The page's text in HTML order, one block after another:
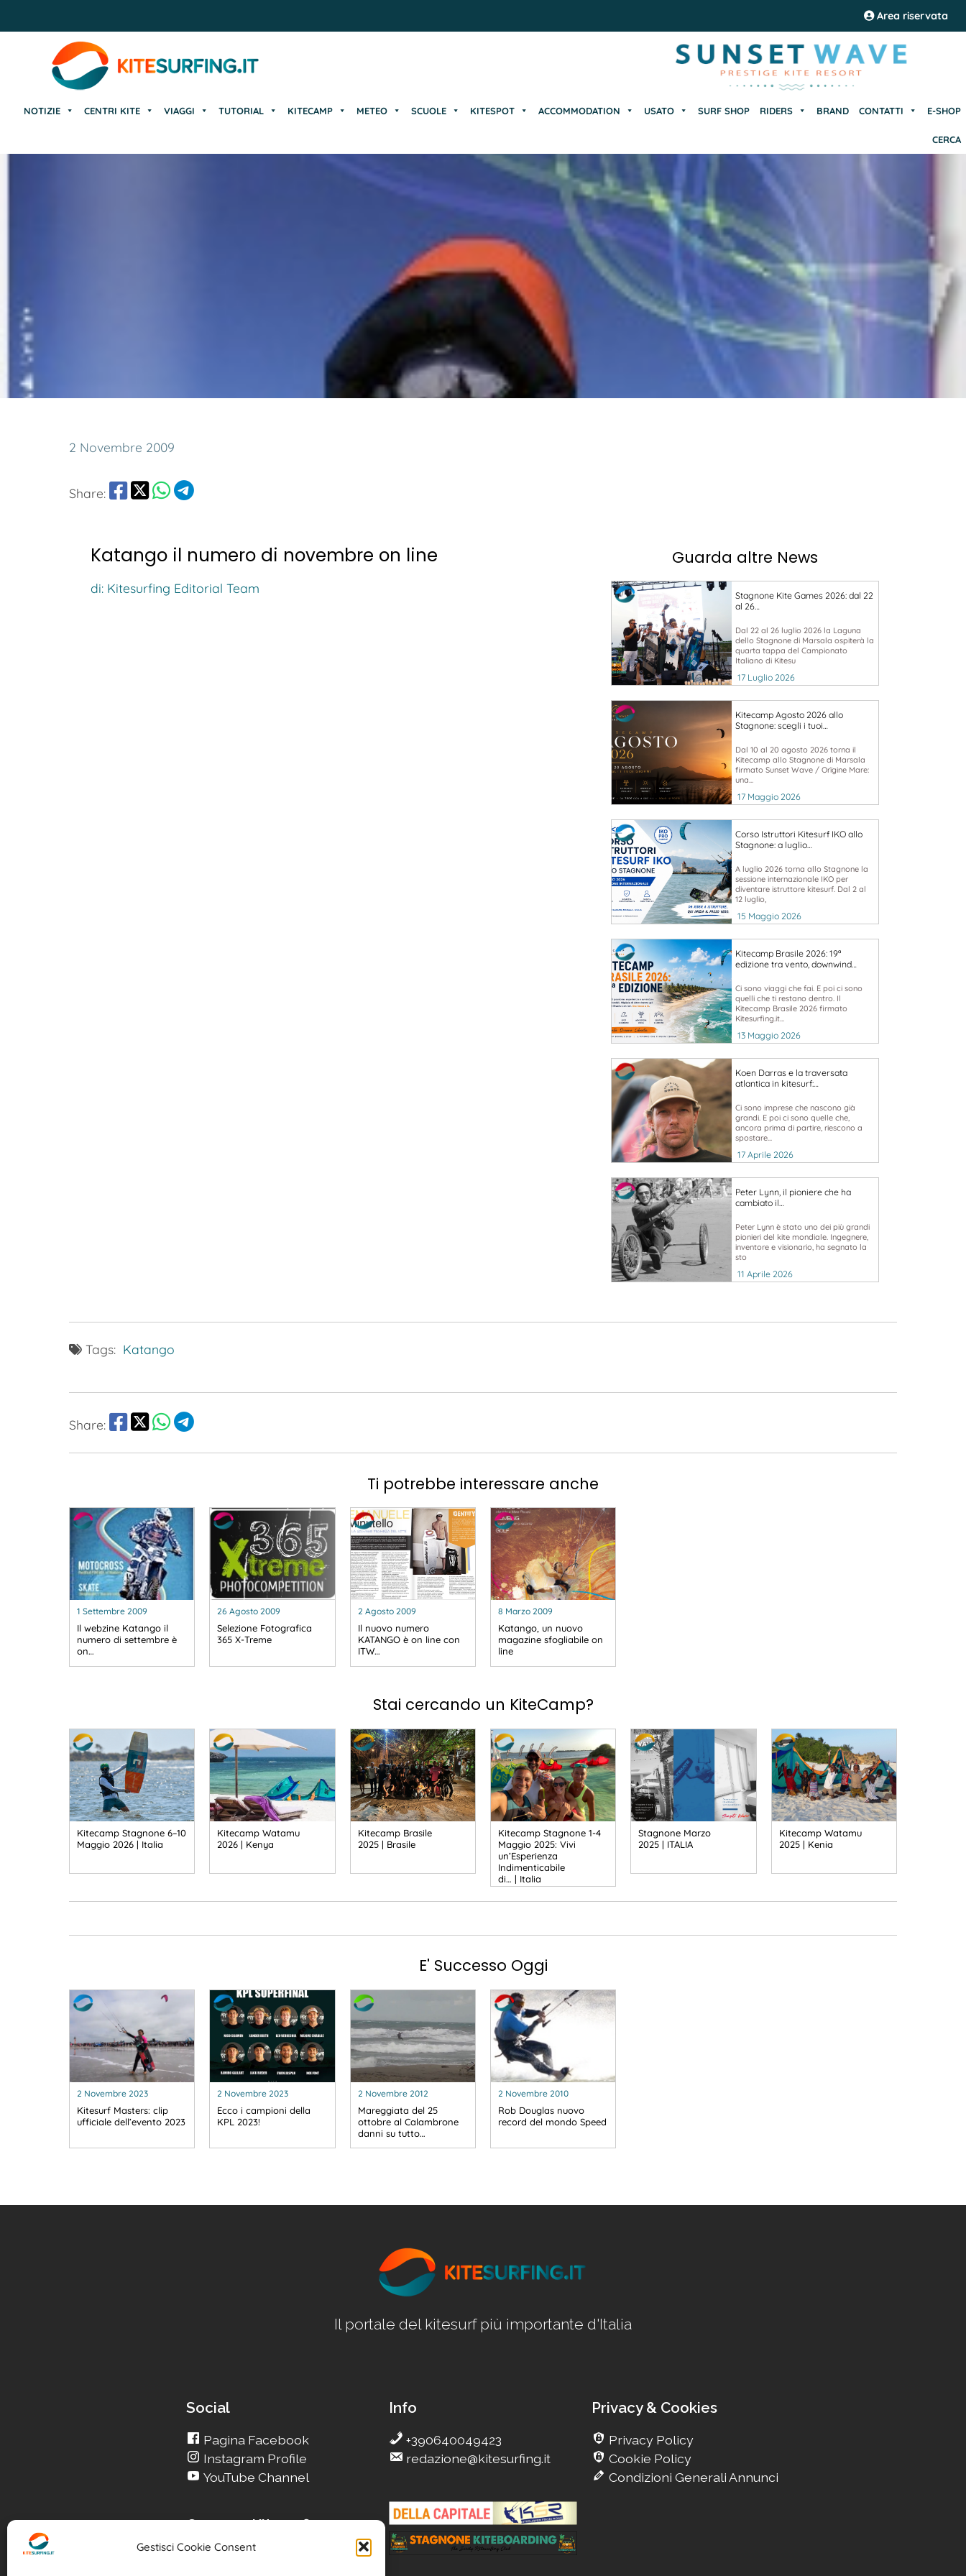
Gestisci Cookie Consent
Area riservata
NOTIZIE CENTRI KITE VIAGGI TUTORIAL KITECAMP METEO SCUOLE KITESPOT ACCOMMODATION USATO SURF SHOP RIDERS BRAND CONTATTI E-SHOP
CERCA
2 Novembre 2009
Share:
Katango il numero di novembre on line
di: Kitesurfing Editorial Team
Guarda altre News
Stagnone Kite Games 2026: dal 22
al 26…
Dal 22 al 26 luglio 2026 la Laguna
dello Stagnone di Marsala ospiterà la
quarta tappa del Campionato
Italiano di Kitesu
17 Luglio 2026
Kitecamp Agosto 2026 allo
Stagnone: scegli i tuoi…
Dal 10 al 20 agosto 2026 torna il
Kitecamp allo Stagnone di Marsala
firmato Sunset Wave / Orïgine Mare:
una...
17 Maggio 2026
Corso Istruttori Kitesurf IKO allo
Stagnone: a luglio…
A luglio 2026 torna allo Stagnone la
sessione internazionale IKO per
diventare istruttore kitesurf. Dal 2 al
12 luglio,
15 Maggio 2026
Kitecamp Brasile 2026: 19ª
edizione tra vento, downwind…
Ci sono viaggi che fai. E poi ci sono
quelli che ti restano dentro. Il
Kitecamp Brasile 2026 firmato
Kitesurfing.it...
13 Maggio 2026
Koen Darras e la traversata
atlantica in kitesurf:…
Ci sono imprese che nascono già
grandi. E poi ci sono quelle che,
ancora prima di partire, riescono a
spostare...
17 Aprile 2026
Peter Lynn, il pioniere che ha
cambiato il…
Peter Lynn è stato uno dei più grandi
pionieri del kite mondiale. Ingegnere,
inventore e visionario, ha segnato la
sto
11 Aprile 2026
Tags: Katango
Share:
Ti potrebbe interessare anche
1 Settembre 2009
Il webzine Katango il
numero di settembre è
on…
26 Agosto 2009
Selezione Fotografica
365 X-Treme
2 Agosto 2009
Il nuovo numero
KATANGO è on line con
ITW…
8 Marzo 2009
Katango, un nuovo
magazine sfogliabile on
line
Stai cercando un KiteCamp?
Kitecamp Stagnone 6–10
Maggio 2026 | Italia
Kitecamp Watamu
2026 | Kenya
Kitecamp Brasile
2025 | Brasile
Kitecamp Stagnone 1-4
Maggio 2025: Vivi
un’Esperienza
Indimenticabile
di… | Italia
Stagnone Marzo
2025 | ITALIA
Kitecamp Watamu
2025 | Kenia
E' Successo Oggi
2 Novembre 2023
Kitesurf Masters: clip
ufficiale dell’evento 2023
2 Novembre 2023
Ecco i campioni della
KPL 2023!
2 Novembre 2012
Mareggiata del 25
ottobre al Calambrone
danni su tutto…
2 Novembre 2010
Rob Douglas nuovo
record del mondo Speed
Il portale del kitesurf più importante d'Italia
Social
Pagina Facebook
Instagram Profile
YouTube Channel
Info
+390640049423
redazione@kitesurfing.it
Privacy & Cookies
Privacy Policy
Cookie Policy
Condizioni Generali Annunci
Cerca su Kitesurfing
Cerca un nuovo KiteCamp